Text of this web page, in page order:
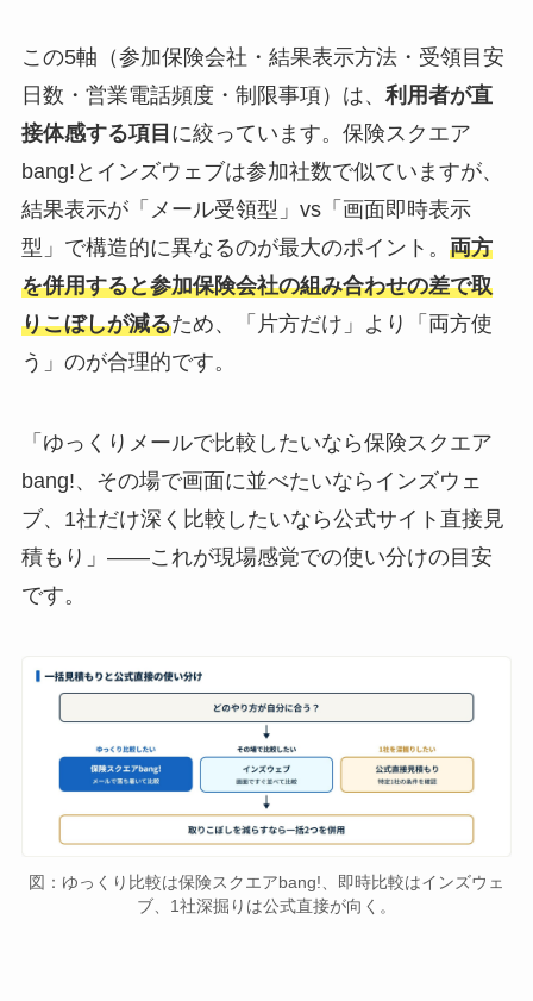
この5軸（参加保険会社・結果表示方法・受領目安
日数・営業電話頻度・制限事項）は、 利用者が直
接体感する項目 に絞っています。保険スクエア
bang!とインズウェブは参加社数で似ていますが、
結果表示が「メール受領型」vs「画面即時表示
型」で構造的に異なるのが最大のポイント。 両方
を併用すると参加保険会社の組み合わせの差で取
りこぼしが減るため、「片方だけ」より「両方使
う」のが合理的です。
「ゆっくりメールで比較したいなら保険スクエア
bang!、その場で画面に並べたいならインズウェ
ブ、1社だけ深く比較したいなら公式サイト直接見
積もり」——これが現場感覚での使い分けの目安
です。
図：ゆっくり比較は保険スクエアbang!、即時比較はインズウェ
ブ、1社深掘りは公式直接が向く。